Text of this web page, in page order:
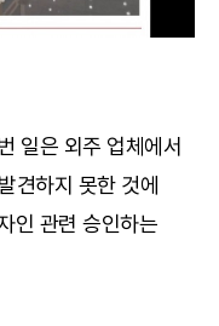
일은 외주 업체에서
견하지 못한 것에
인 관련 승인하는